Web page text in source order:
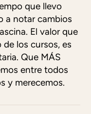
que llevo
a notar cambios
El valor que
los cursos, es
Que MÁS
entre todos
y merecemos.